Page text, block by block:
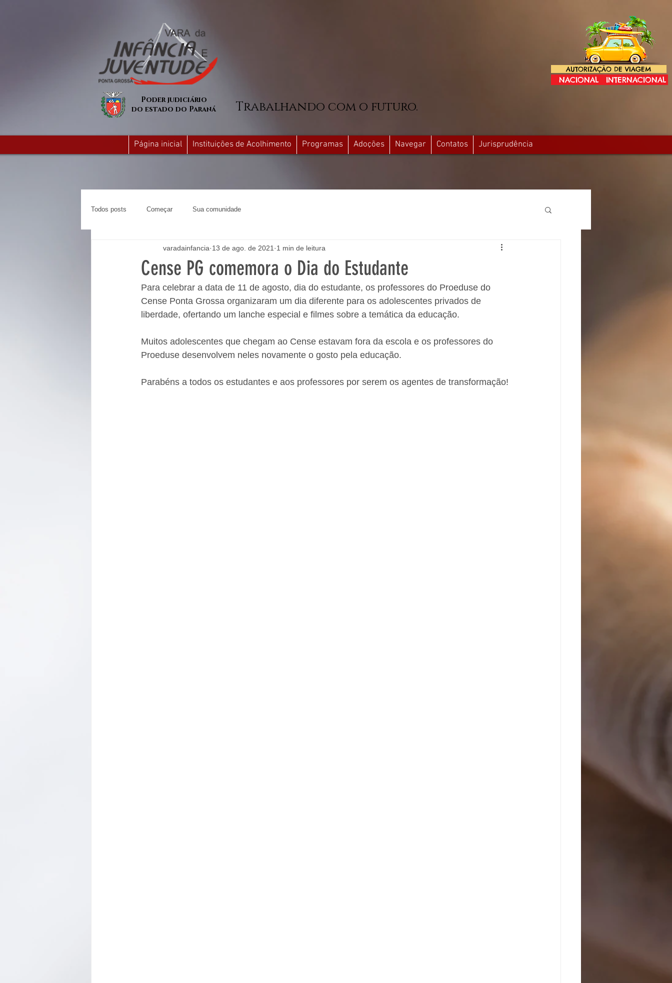
AUTORIZAÇÃO DE VIAGEM
NACIONAL INTERNACIONAL
Poder judiciário
do estado do Paraná
Trabalhando com o futuro.
Página inicial Instituições de Acolhimento Programas Adoções Navegar Contatos Jurisprudência
Todos posts Começar Sua comunidade
Cense PG comemora o Dia do Estudante
varadainfancia 13 de ago. de 2021 1 min de leitura
Para celebrar a data de 11 de agosto, dia do estudante, os professores do Proeduse do
Cense Ponta Grossa organizaram um dia diferente para os adolescentes privados de
liberdade, ofertando um lanche especial e filmes sobre a temática da educação.
Muitos adolescentes que chegam ao Cense estavam fora da escola e os professores do
Proeduse desenvolvem neles novamente o gosto pela educação.
Parabéns a todos os estudantes e aos professores por serem os agentes de transformação!